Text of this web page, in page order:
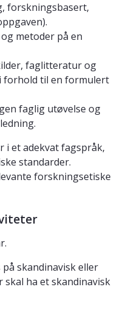
forskningsbasert,
metoder på en
faglitteratur og
forhold til en formulert
faglig utøvelse og
i et adekvat fagspråk,
standarder.
forskningsetiske
skandinavisk eller
skal ha et skandinavisk